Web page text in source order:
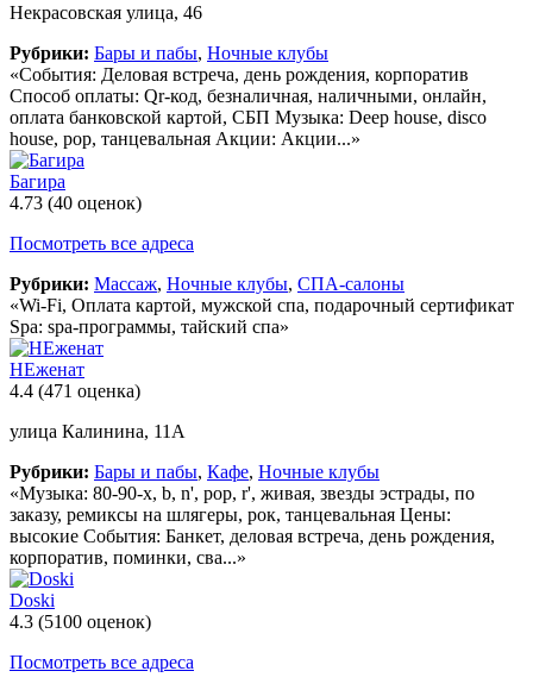
Некрасовская улица, 46
Рубрики: Бары и пабы, Ночные клубы
«События: Деловая встреча, день рождения, корпоратив
Способ оплаты: Qr-код, безналичная, наличными, онлайн,
оплата банковской картой, СБП Музыка: Deep house, disco
house, pop, танцевальная Акции: Акции...»
Багира
4.73 (40 оценок)
Посмотреть все адреса
Рубрики: Массаж, Ночные клубы, СПА-салоны
«Wi-Fi, Оплата картой, мужской спа, подарочный сертификат
Spa: spa-программы, тайский спа»
НЕженат
4.4 (471 оценка)
улица Калинина, 11А
Рубрики: Бары и пабы, Кафе, Ночные клубы
«Музыка: 80-90-х, b, n', pop, r', живая, звезды эстрады, по
заказу, ремиксы на шлягеры, рок, танцевальная Цены:
высокие События: Банкет, деловая встреча, день рождения,
корпоратив, поминки, сва...»
Doski
4.3 (5100 оценок)
Посмотреть все адреса